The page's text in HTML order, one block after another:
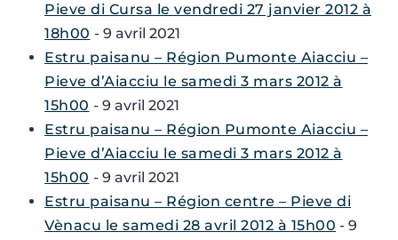
Pieve di Cursa le vendredi 27 janvier 2012 à
18h00 - 9 avril 2021
Estru paisanu – Région Pumonte Aiacciu –
Pieve d’Aiacciu le samedi 3 mars 2012 à
15h00 - 9 avril 2021
Estru paisanu – Région Pumonte Aiacciu –
Pieve d’Aiacciu le samedi 3 mars 2012 à
15h00 - 9 avril 2021
Estru paisanu – Région centre – Pieve di
Vènacu le samedi 28 avril 2012 à 15h00 - 9